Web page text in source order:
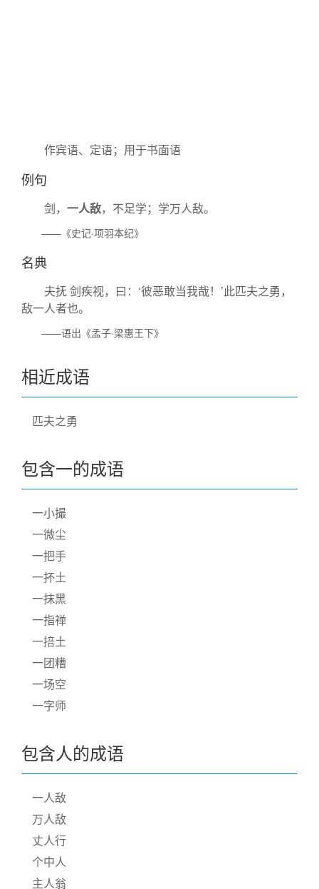
作宾语、定语；用于书面语
例句
剑， 一人敌，不足学；学万人敌。
——《史记·项羽本纪》
名典
夫抚 剑疾视，曰：‘彼恶敢当我哉！’此匹夫之勇，
敌一人者也。
——语出《孟子·梁惠王下》
相近成语
匹夫之勇
包含一的成语
一小撮
一微尘
一把手
一抔土
一抹黑
一指禅
一掊土
一团糟
一场空
一字师
包含人的成语
一人敌
万人敌
丈人行
个中人
主人翁